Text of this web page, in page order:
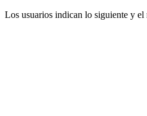
Los usuarios indican lo siguiente y